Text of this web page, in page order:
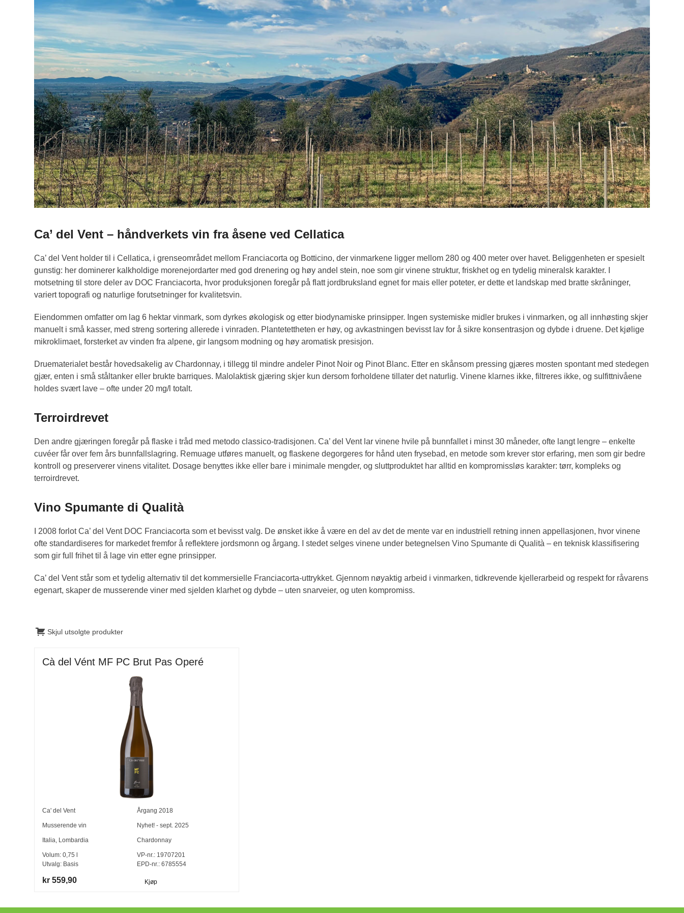
Ca’ del Vent – håndverkets vin fra åsene ved Cellatica
Ca’ del Vent holder til i Cellatica, i grenseområdet mellom Franciacorta og Botticino, der vinmarkene ligger mellom 280 og 400 meter over havet. Beliggenheten er spesielt
gunstig: her dominerer kalkholdige morenejordarter med god drenering og høy andel stein, noe som gir vinene struktur, friskhet og en tydelig mineralsk karakter. I
motsetning til store deler av DOC Franciacorta, hvor produksjonen foregår på flatt jordbruksland egnet for mais eller poteter, er dette et landskap med bratte skråninger,
variert topografi og naturlige forutsetninger for kvalitetsvin.
Eiendommen omfatter om lag 6 hektar vinmark, som dyrkes økologisk og etter biodynamiske prinsipper. Ingen systemiske midler brukes i vinmarken, og all innhøsting skjer
manuelt i små kasser, med streng sortering allerede i vinraden. Plantetettheten er høy, og avkastningen bevisst lav for å sikre konsentrasjon og dybde i druene. Det kjølige
mikroklimaet, forsterket av vinden fra alpene, gir langsom modning og høy aromatisk presisjon.
Druematerialet består hovedsakelig av Chardonnay, i tillegg til mindre andeler Pinot Noir og Pinot Blanc. Etter en skånsom pressing gjæres mosten spontant med stedegen
gjær, enten i små ståltanker eller brukte barriques. Malolaktisk gjæring skjer kun dersom forholdene tillater det naturlig. Vinene klarnes ikke, filtreres ikke, og sulfittnivåene
holdes svært lave – ofte under 20 mg/l totalt.
Terroirdrevet
Den andre gjæringen foregår på flaske i tråd med metodo classico-tradisjonen. Ca’ del Vent lar vinene hvile på bunnfallet i minst 30 måneder, ofte langt lengre – enkelte
cuvéer får over fem års bunnfallslagring. Remuage utføres manuelt, og flaskene degorgeres for hånd uten frysebad, en metode som krever stor erfaring, men som gir bedre
kontroll og preserverer vinens vitalitet. Dosage benyttes ikke eller bare i minimale mengder, og sluttproduktet har alltid en kompromissløs karakter: tørr, kompleks og
terroirdrevet.
Vino Spumante di Qualità
I 2008 forlot Ca’ del Vent DOC Franciacorta som et bevisst valg. De ønsket ikke å være en del av det de mente var en industriell retning innen appellasjonen, hvor vinene
ofte standardiseres for markedet fremfor å reflektere jordsmonn og årgang. I stedet selges vinene under betegnelsen Vino Spumante di Qualità – en teknisk klassifisering
som gir full frihet til å lage vin etter egne prinsipper.
Ca’ del Vent står som et tydelig alternativ til det kommersielle Franciacorta-uttrykket. Gjennom nøyaktig arbeid i vinmarken, tidkrevende kjellerarbeid og respekt for råvarens
egenart, skaper de musserende viner med sjelden klarhet og dybde – uten snarveier, og uten kompromiss.
Skjul utsolgte produkter
Cà del Vént MF PC Brut Pas Operé
Ca' del Vent Årgang 2018
Musserende vin Nyhet! - sept. 2025
Italia, Lombardia Chardonnay
Volum:0,75
Utvalg: Basis
VP-nr.:19707201
EPD-nr.: 6785554
kr 559,90 Kjøp